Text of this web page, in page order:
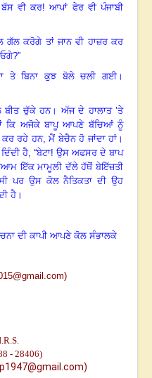
ਵੀ ਕਰ! ਆਪਾਂ ਫੇਰ ਵੀ ਪੰਜਾਬੀ
ਗੱਲ ਕਰੋਗੇ ਤਾਂ ਜਾਨ ਵੀ ਹਾਜ਼ਰ ਕਰ
ਤੇ ਬਿਨਾ ਕੁਝ ਬੋਲੇ ਚਲੀ ਗਈ।
ਬੀਤ ਚੁੱਕੇ ਹਨ। ਅੱਜ ਦੇ ਹਾਲਾਤ ’ਤੇ
ਕਿ ਅਜੋਕੇ ਬਾਪੂ ਆਪਣੇ ਬੱਚਿਆਂ ਨੂੰ
ਕਰ ਰਹੇ ਹਨ,ਮੈਂ ਬੇਚੈਨ ਹੋ ਜਾਂਦਾ ਹਾਂ।
ਹੈ, “ਬੇਟਾ! ਉਸ ਅਫਸਰ ਦੇ ਬਾਪ
ਇੱਕ ਮਾਮੂਲੀ ਦੱਲੇ ਹੱਥੋਂ ਬੇਇੱਜ਼ਤੀ
ਪਰ ਉਸ ਕੋਲ ਨੈਤਿਕਤਾ ਦੀ ਉਹ
ਹੈ ।
ਦੀ ਕਾਪੀ ਆਪਣੇ ਕੋਲ ਸੰਭਾਲਕੇ
@gmail.com)
- 28406)